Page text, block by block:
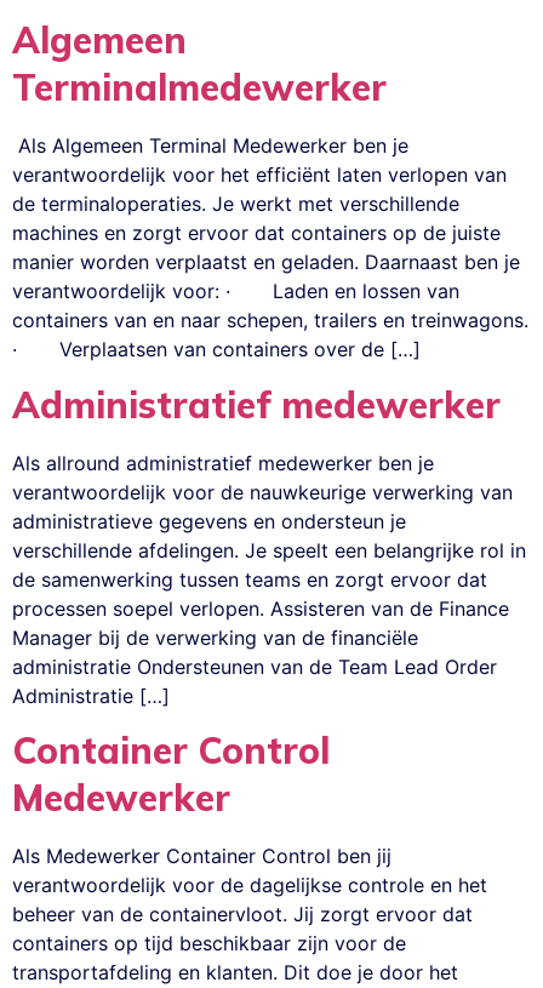
Algemeen
Terminalmedewerker
Als Algemeen Terminal Medewerker ben je
verantwoordelijk voor het efficiënt laten verlopen van
de terminaloperaties. Je werkt met verschillende
machines en zorgt ervoor dat containers op de juiste
manier worden verplaatst en geladen. Daarnaast ben je
verantwoordelijk voor: · Laden en lossen van
containers van en naar schepen, trailers en treinwagons.
· Verplaatsen van containers over de […]
Administratief medewerker
Als allround administratief medewerker ben je
verantwoordelijk voor de nauwkeurige verwerking van
administratieve gegevens en ondersteun je
verschillende afdelingen. Je speelt een belangrijke rol in
de samenwerking tussen teams en zorgt ervoor dat
processen soepel verlopen. Assisteren van de Finance
Manager bij de verwerking van de financiële
administratie Ondersteunen van de Team Lead Order
Administratie […]
Container Control
Medewerker
Als Medewerker Container Control ben jij
verantwoordelijk voor de dagelijkse controle en het
beheer van de containervloot. Jij zorgt ervoor dat
containers op tijd beschikbaar zijn voor de
transportafdeling en klanten. Dit doe je door het